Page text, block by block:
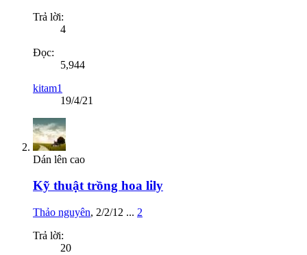
Trả lời:
4
Đọc:
5,944
kitam1
19/4/21
Dán lên cao
Kỹ thuật trồng hoa lily
Thảo nguyên, 2/2/12 ... 2
Trả lời:
20